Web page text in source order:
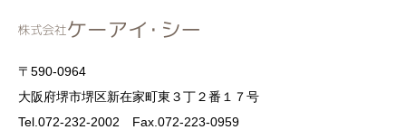
〒590-0964
大阪府堺市堺区新在家町東３丁２番１７号
Tel.072-232-2002 Fax.072-223-0959